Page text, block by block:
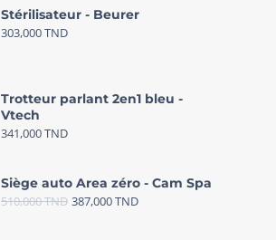
Stérilisateur - Beurer
303,000TND
Trotteur parlant 2en1 bleu -
Vtech
341,000TND
Siège auto Area zéro - Cam Spa
510,000TND 387,000TND